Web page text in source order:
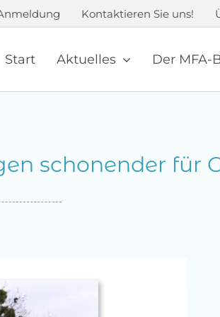
Kontaktieren Sie uns!
Start Aktuelles Der MFA-
schonender für